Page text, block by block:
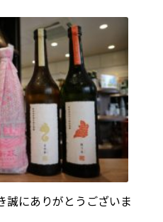
誠にありがとうございま